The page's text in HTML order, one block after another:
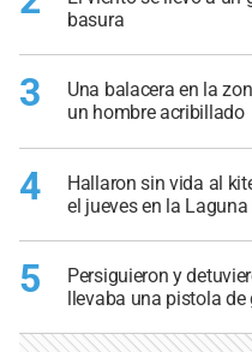
basura
3
Una balacera en la
un hombre acribillado
4
Hallaron sin vida al
el jueves en la
5
Persiguieron y
llevaba una pistola de